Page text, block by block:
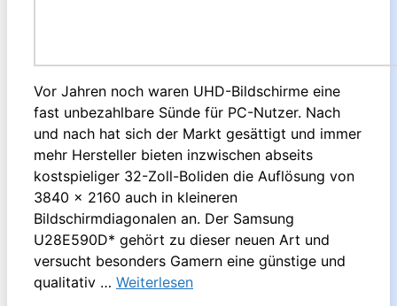
Vor Jahren noch waren UHD-Bildschirme eine
fast unbezahlbare Sünde für PC-Nutzer. Nach
und nach hat sich der Markt gesättigt und immer
mehr Hersteller bieten inzwischen abseits
kostspieliger 32-Zoll-Boliden die Auflösung von
3840 x 2160 auch in kleineren
Bildschirmdiagonalen an. Der Samsung
U28E590D* gehört zu dieser neuen Art und
versucht besonders Gamern eine günstige und
qualitativ … Weiterlesen